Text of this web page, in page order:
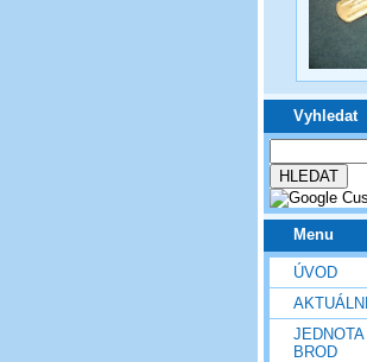
Vyhledat
Menu
ÚVOD
BROD